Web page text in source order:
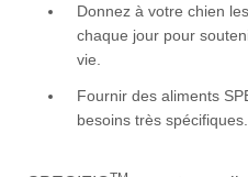
Donnez à votre chien
chaque jour pour
vie.
Fournir des aliments
besoins très spécifiques.